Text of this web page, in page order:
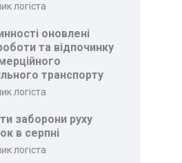
логіста
оновлені
та відпочинку
транспорту
логіста
заборони руху
в серпні
логіста